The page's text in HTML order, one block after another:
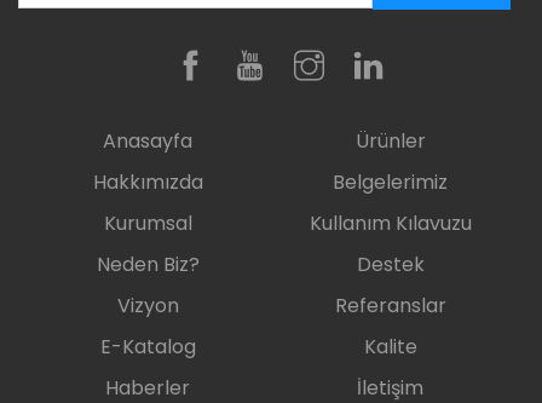
Anasayfa
Hakkımızda
Kurumsal
Neden Biz?
Ürünler
Belgelerimiz
Kullanım Kılavuzu
Destek
Vizyon
E-Katalog
Haberler
Referanslar
Kalite
İletişim